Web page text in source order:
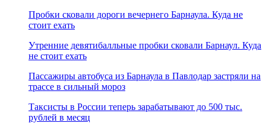
Пробки сковали дороги вечернего Барнаула. Куда не
стоит ехать
Утренние девятибалльные пробки сковали Барнаул. Куда
не стоит ехать
Пассажиры автобуса из Барнаула в Павлодар застряли на
трассе в сильный мороз
Таксисты в России теперь зарабатывают до 500 тыс.
рублей в месяц